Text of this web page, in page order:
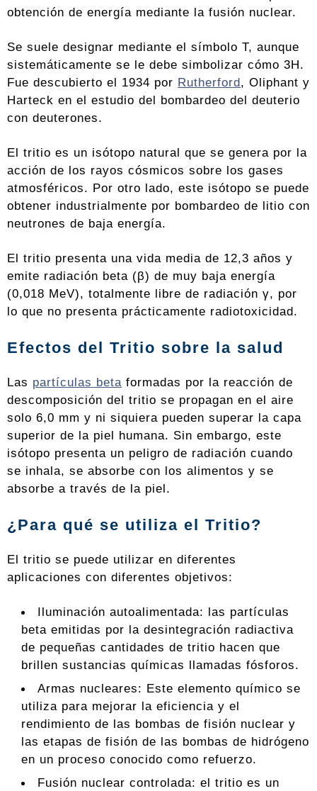
obtención de energía mediante la fusión nuclear.
Se suele designar mediante el símbolo T, aunque
sistemáticamente se le debe simbolizar cómo 3H.
Fue descubierto el 1934 por Rutherford, Oliphant y
Harteck en el estudio del bombardeo del deuterio
con deuterones.
El tritio es un isótopo natural que se genera por la
acción de los rayos cósmicos sobre los gases
atmosféricos. Por otro lado, este isótopo se puede
obtener industrialmente por bombardeo de litio con
neutrones de baja energía.
El tritio presenta una vida media de 12,3 años y
emite radiación beta (β) de muy baja energía
(0,018 MeV), totalmente libre de radiación γ, por
lo que no presenta prácticamente radiotoxicidad.
Efectos del Tritio sobre la salud
Las partículas beta formadas por la reacción de
descomposición del tritio se propagan en el aire
solo 6,0 mm y ni siquiera pueden superar la capa
superior de la piel humana. Sin embargo, este
isótopo presenta un peligro de radiación cuando
se inhala, se absorbe con los alimentos y se
absorbe a través de la piel.
¿Para qué se utiliza el Tritio?
El tritio se puede utilizar en diferentes
aplicaciones con diferentes objetivos:
Iluminación autoalimentada: las partículas
beta emitidas por la desintegración radiactiva
de pequeñas cantidades de tritio hacen que
brillen sustancias químicas llamadas fósforos.
Armas nucleares: Este elemento químico se
utiliza para mejorar la eficiencia y el
rendimiento de las bombas de fisión nuclear y
las etapas de fisión de las bombas de hidrógeno
en un proceso conocido como refuerzo.
Fusión nuclear controlada: el tritio es un